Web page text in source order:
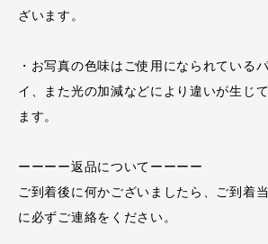
ざいます。
・お写真の色味はご使用になられている
イ、また光の加減などにより違いが生じ
ます。
ーーーー返品についてーーーー
ご到着後に何かございましたら、ご到着
に必ずご連絡をください。